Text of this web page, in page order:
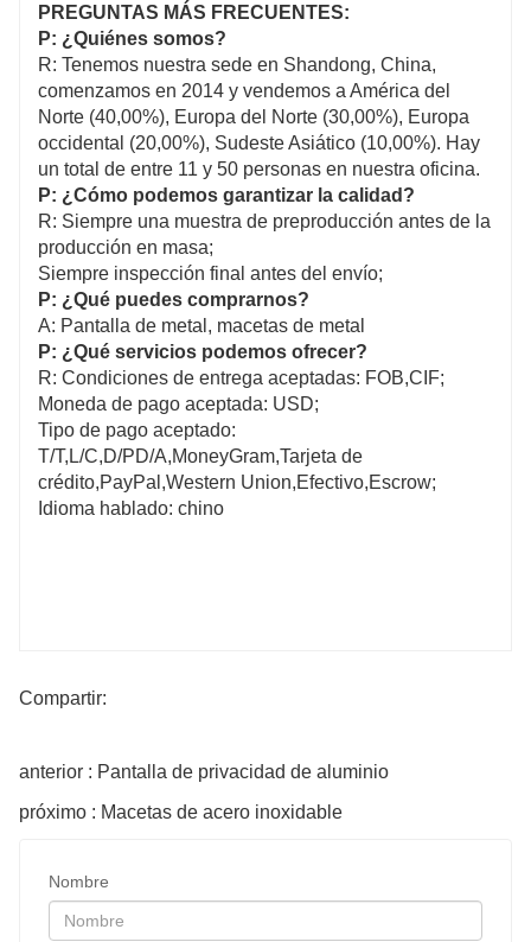
PREGUNTAS MÁS FRECUENTES:
P: ¿Quiénes somos?
R: Tenemos nuestra sede en Shandong, China,
comenzamos en 2014 y vendemos a América del
Norte (40,00%), Europa del Norte (30,00%), Europa
occidental (20,00%), Sudeste Asiático (10,00%). Hay
un total de entre 11 y 50 personas en nuestra oficina.
P: ¿Cómo podemos garantizar la calidad?
R: Siempre una muestra de preproducción antes de la
producción en masa;
Siempre inspección final antes del envío;
P: ¿Qué puedes comprarnos?
A: Pantalla de metal, macetas de metal
P: ¿Qué servicios podemos ofrecer?
R: Condiciones de entrega aceptadas: FOB,CIF;
Moneda de pago aceptada: USD;
Tipo de pago aceptado:
T/T,L/C,D/PD/A,MoneyGram,Tarjeta de
crédito,PayPal,Western Union,Efectivo,Escrow;
Idioma hablado: chino
Compartir:
anterior : Pantalla de privacidad de aluminio
próximo : Macetas de acero inoxidable
Nombre